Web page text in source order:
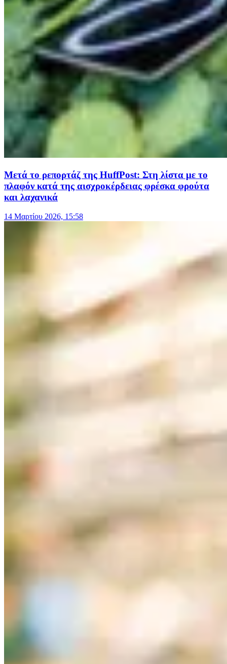
Μετά το ρεπορτάζ της HuffPost: Στη λίστα με το
πλαφόν κατά της αισχροκέρδειας φρέσκα φρούτα
και λαχανικά
14 Μαρτίου 2026, 15:58